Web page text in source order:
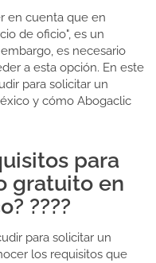
en cuenta que en
de oficio", es un
es necesario
a esta opción. En este
para solicitar un
y cómo Abogaclic
para
gratuito en
????
para solicitar un
los requisitos que